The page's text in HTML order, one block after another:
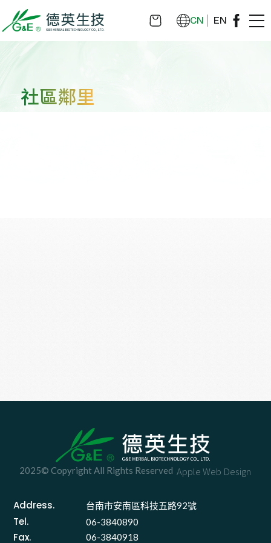
CN EN
社區鄰里
2025© Copyright All Rights Reserved Apple Web Design
Address. 台南市安南區科技五路92號
Tel. 06-3840890
Fax. 06-3840918